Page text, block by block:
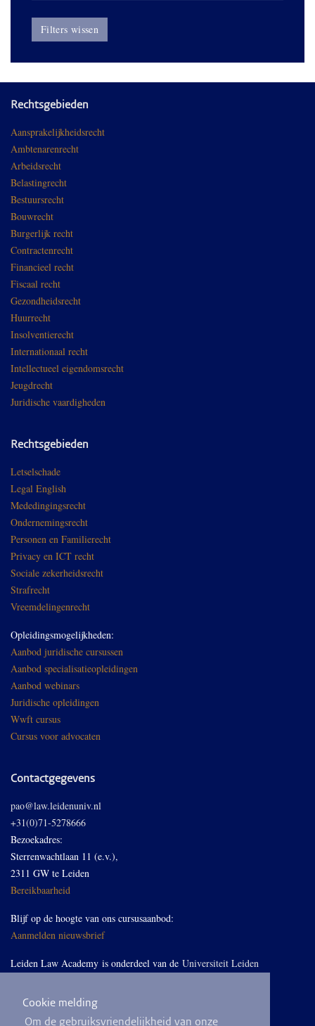
Cookie melding
Om de gebruiksvriendelijkheid van onze
Filters wissen
Rechtsgebieden
Aansprakelijkheidsrecht
Ambtenarenrecht
Arbeidsrecht
Belastingrecht
Bestuursrecht
Bouwrecht
Burgerlijk recht
Contractenrecht
Financieel recht
Fiscaal recht
Gezondheidsrecht
Huurrecht
Insolventierecht
Internationaal recht
Intellectueel eigendomsrecht
Jeugdrecht
Juridische vaardigheden
Rechtsgebieden
Letselschade
Legal English
Mededingingsrecht
Ondernemingsrecht
Personen en Familierecht
Privacy en ICT recht
Sociale zekerheidsrecht
Strafrecht
Vreemdelingenrecht
Opleidingsmogelijkheden:
Aanbod juridische cursussen
Aanbod specialisatieopleidingen
Aanbod webinars
Juridische opleidingen
Wwft cursus
Cursus voor advocaten
Contactgegevens
pao@law.leidenuniv.nl
+31(0)71-5278666
Bezoekadres:
Sterrenwachtlaan 11 (e.v.),
2311 GW te Leiden
Bereikbaarheid
Blijf op de hoogte van ons cursusaanbod:
Aanmelden nieuwsbrief
Leiden Law Academy is onderdeel van de Universiteit Leiden
Volg ons op LinkedIn